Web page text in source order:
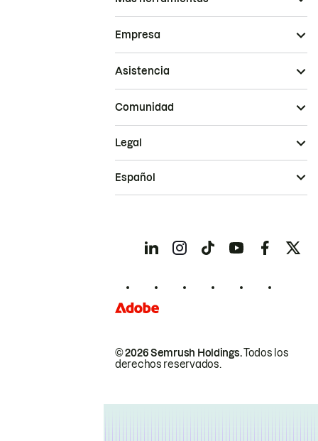
Empresa
Asistencia
Comunidad
© 2026 Semrush Holdings.Todos los
derechos reservados.
Legal
Español